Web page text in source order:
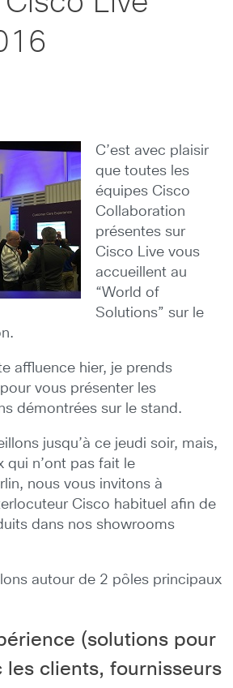
C’est avec plaisir
que toutes les
équipes Cisco
Collaboration
présentes sur
Cisco Live vous
accueillent au
“World of
Solutions” sur le
affluence hier, je prends
vous présenter les
démontrées sur le stand.
jusqu’à ce jeudi soir, mais,
qui n’ont pas fait le
nous vous invitons à
Cisco habituel afin de
dans nos showrooms
autour de 2 pôles principaux
(solutions pour
les clients, fournisseurs